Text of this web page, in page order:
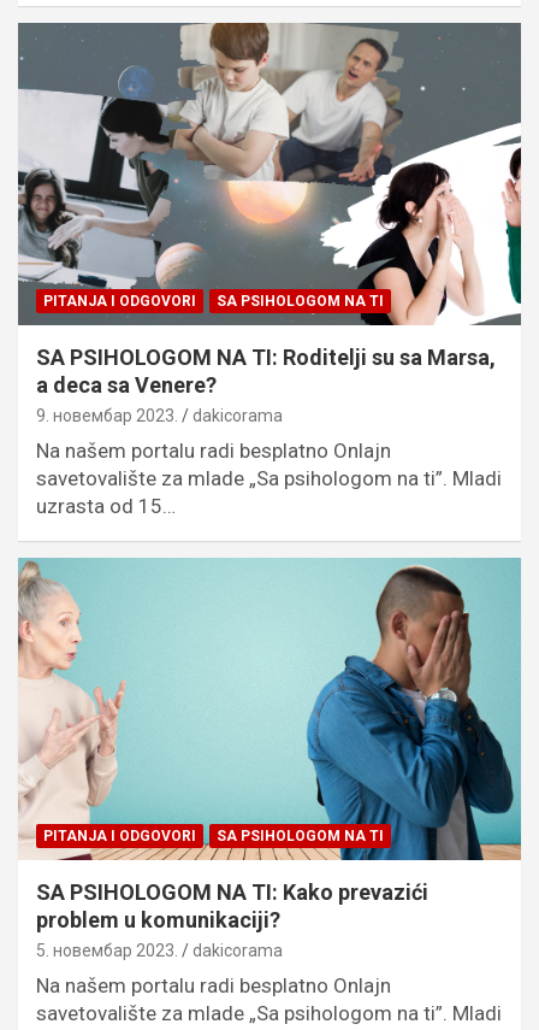
PITANJA I ODGOVORI SA PSIHOLOGOM NA TI
SA PSIHOLOGOM NA TI: Roditelji su sa Marsa,
a deca sa Venere?
9. новембар 2023. dakicorama
Na našem portalu radi besplatno Onlajn
savetovalište za mlade „Sa psihologom na ti”. Mladi
uzrasta od 15…
PITANJA I ODGOVORI SA PSIHOLOGOM NA TI
SA PSIHOLOGOM NA TI: Kako prevazići
problem u komunikaciji?
5. новембар 2023. dakicorama
Na našem portalu radi besplatno Onlajn
savetovalište za mlade „Sa psihologom na ti”. Mladi